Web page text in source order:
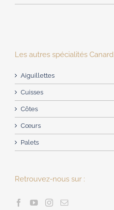
Les autres spécialités Canard
Aiguillettes
Cuisses
Côtes
Cœurs
Palets
Retrouvez-nous sur :